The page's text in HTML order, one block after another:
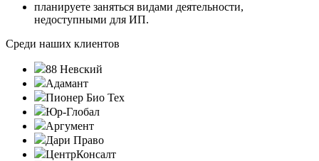
планируете заняться видами деятельности,
недоступными для ИП.
Среди наших клиентов
88 Невский
Адамант
Пионер Био Тех
Юр-Глобал
Аргумент
Дари Право
ЦентрКонсалт